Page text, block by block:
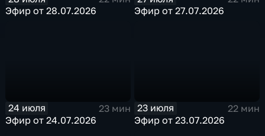
Эфир от 28.07.2026
Эфир от 27.07.2026
24 июля
23 мин
Эфир от 24.07.2026
23 июля
22 мин
Эфир от 23.07.2026